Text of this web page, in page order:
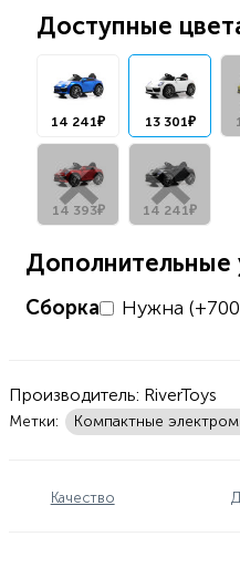
Доступные
14 241₽ 13 301₽
14 393₽ 14 241₽
Дополнительные
Сборка Нужна
Производитель: RiverToys
Метки: Компактные
Качество